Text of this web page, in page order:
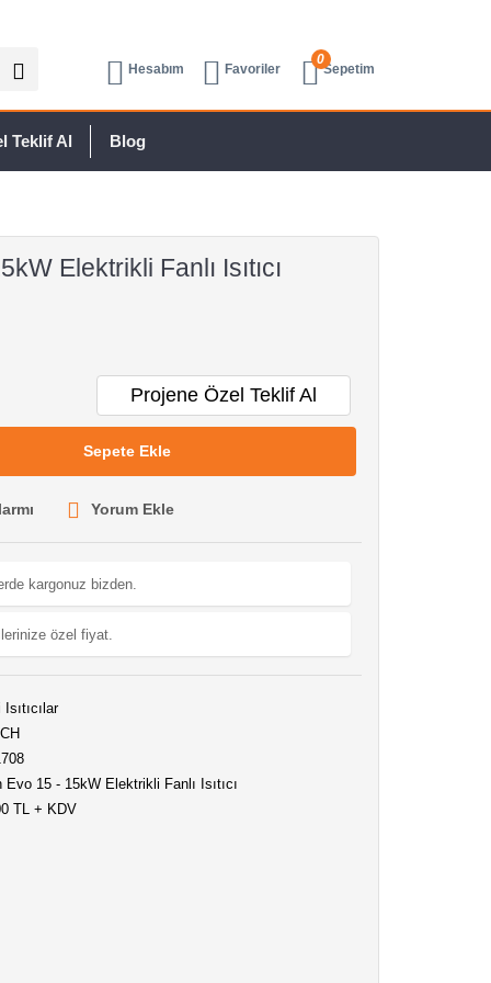
Hesabım Favoriler
0
Sepetim
Teklif Al Blog
Elektrikli Fanlı Isıtıcı
Projene Özel Teklif Al
Sepete Ekle
Yorum Ekle
kargonuz bizden.
özel fiyat.
Evo 15 - 15kW Elektrikli Fanlı Isıtıcı
TL + KDV